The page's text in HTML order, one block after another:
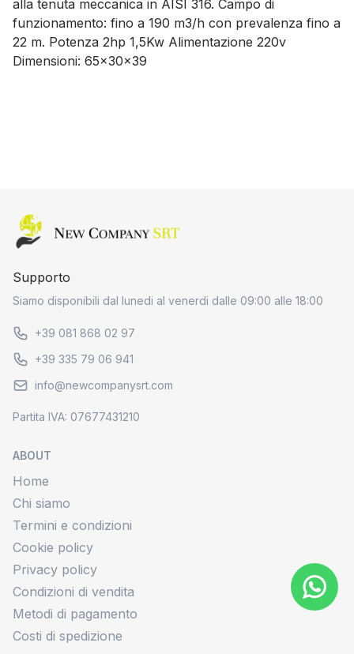
alla tenuta meccanica in AISI 316. Campo di
funzionamento: fino a 190 m3/h con prevalenza fino a
22 m. Potenza 2hp 1,5Kw Alimentazione 220v
Dimensioni: 65x30x39
Home page
ABOUT
Home
Chi siamo
Termini e condizioni
Cookie policy
Privacy policy
Condizioni di vendita
Metodi di pagamento
Costi di spedizione
Supporto
Siamo disponibili dal lunedi al venerdi dalle 09:00 alle 18:00
+39 081 868 02 97
+39 335 79 06 941
info@newcompanysrt.com
Partita IVA: 07677431210